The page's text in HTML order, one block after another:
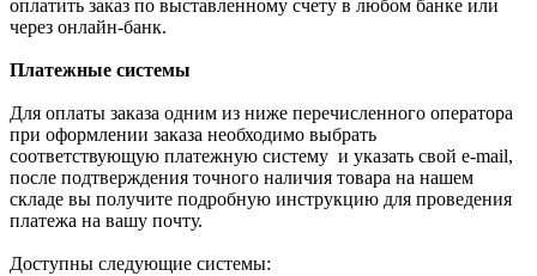
оплатить заказ по выставленному счету в любом банке или
через онлайн-банк.
Платежные системы
Для оплаты заказа одним из ниже перечисленного оператора
при оформлении заказа необходимо выбрать
соответствующую платежную систему и указать свой e-mail,
после подтверждения точного наличия товара на нашем
складе вы получите подробную инструкцию для проведения
платежа на вашу почту.
Доступны следующие системы: